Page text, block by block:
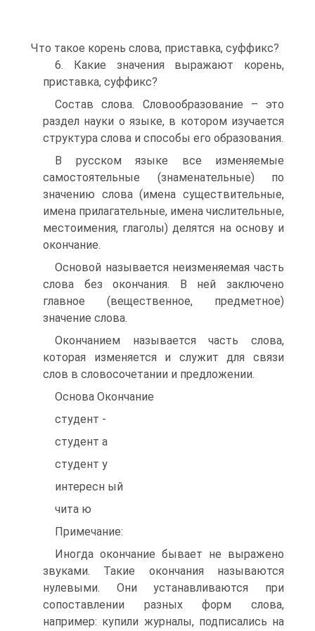
Что такое корень слова, приставка, суффикс?
6. Какие значения выражают корень,
приставка, суффикс?
Состав слова. Словообразование – это
раздел науки о языке, в котором изучается
структура слова и способы его образования.
В русском языке все изменяемые
самостоятельные (знаменательные) по
значению слова (имена существительные,
имена прилагательные, имена числительные,
местоимения, глаголы) делятся на основу и
окончание.
Основой называется неизменяемая часть
слова без окончания. В ней заключено
главное (вещественное, предметное)
значение слова.
Окончанием называется часть слова,
которая изменяется и служит для связи
слов в словосочетании и предложении.
Основа Окончание
студент -
студент а
студент у
интересн ый
чита ю
Примечание:
Иногда окончание бывает не выражено
звуками. Такие окончания называются
нулевыми. Они устанавливаются при
сопоставлении разных форм слова,
например: купили журналы, подписались на